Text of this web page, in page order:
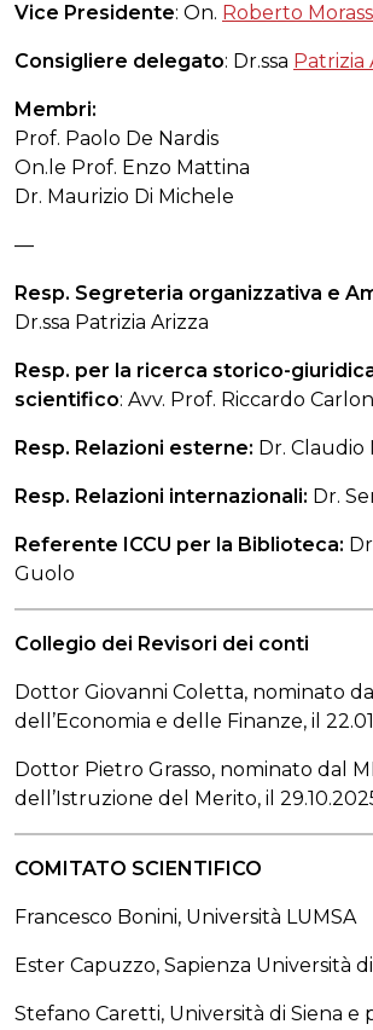
Vice Presidente: On. Roberto
Consigliere delegato: Dr.ssa Patrizia
Membri:
Prof. Paolo De Nardis
On.le Prof. Enzo Mattina
Dr. Maurizio Di Michele
—
Resp. Segreteria organizzativa e
Dr.ssa Patrizia Arizza
Resp. per la ricerca storico-
scientifico: Avv. Prof. Riccardo
Resp. Relazioni esterne: Dr. Claudio
Resp. Relazioni internazionali: Dr.
Referente ICCU per la Biblioteca:
Guolo
Collegio dei Revisori dei conti
Dottor Giovanni Coletta, nominato
dell’Economia e delle Finanze, il
Dottor Pietro Grasso, nominato dal
dell’Istruzione del Merito, il
COMITATO SCIENTIFICO
Francesco Bonini, Università LUMSA
Ester Capuzzo, Sapienza Università
Stefano Caretti, Università di Siena e